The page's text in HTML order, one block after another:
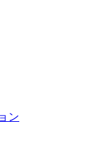
ン